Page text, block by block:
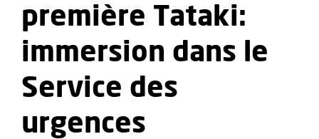
première Tataki:
immersion dans le
Service des
urgences